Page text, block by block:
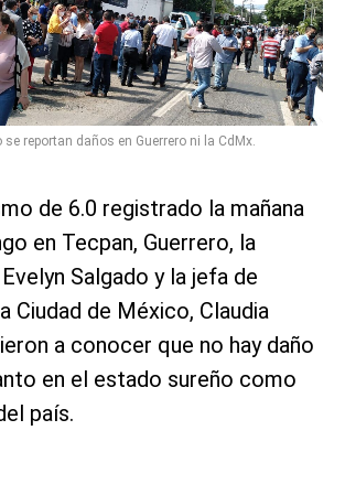
se reportan daños en Guerrero ni la CdMx.
de 6.0 registrado la mañana
en Tecpan, Guerrero, la
Salgado y la jefa de
Ciudad de México, Claudia
a conocer que no hay daño
en el estado sureño como
país.